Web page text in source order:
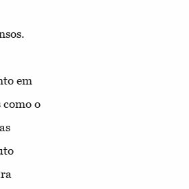
em
como o